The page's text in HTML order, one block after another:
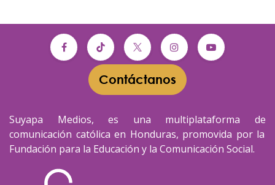
Contáctanos​​
Suyapa Medios, es una multiplataforma de
comunicación católica en Honduras, promovida por la
Fundación para la Educación y la Comunicación Social.